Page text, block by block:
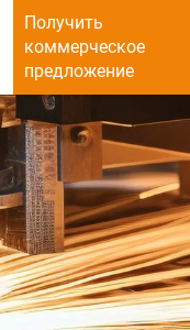
Получить
коммерческое
предложение